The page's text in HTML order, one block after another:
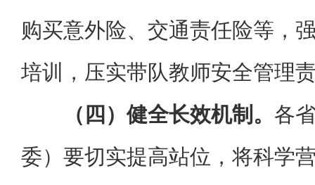
购买意外险、交通责任险等，
培训，压实带队教师安全管理
（四）健全长效机制。 各
委）要切实提高站位，将科学